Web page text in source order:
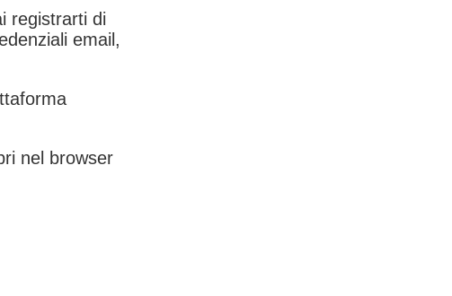
registrarti di
email,
nel browser